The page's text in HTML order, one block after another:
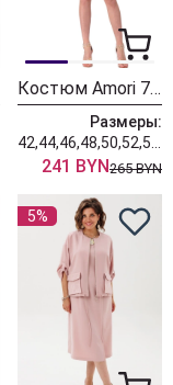
Костюм Amori 7104 клевер
Размеры:
241 BYN265 BYN
5%